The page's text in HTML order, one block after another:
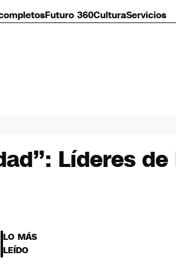
Futuro 360CulturaServicios
Líderes
LO MÁS
LEÍDO